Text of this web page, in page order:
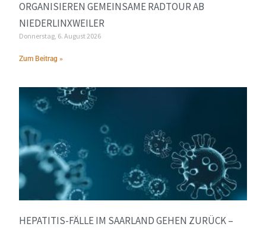
ORGANISIEREN GEMEINSAME RADTOUR AB
NIEDERLINXWEILER
Donnerstag, 6. August 2026
Zum Beitrag »
HEPATITIS-FÄLLE IM SAARLAND GEHEN ZURÜCK –